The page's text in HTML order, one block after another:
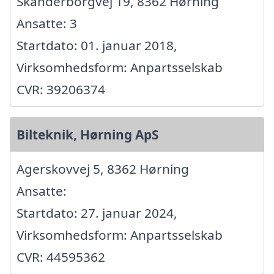
Ansatte: 3
Startdato: 01. januar 2018,
Virksomhedsform: Anpartsselskab
CVR: 39206374
Bilteknik, Hørning ApS
Agerskovvej 5, 8362 Hørning
Ansatte:
Startdato: 27. januar 2024,
Virksomhedsform: Anpartsselskab
CVR: 44595362